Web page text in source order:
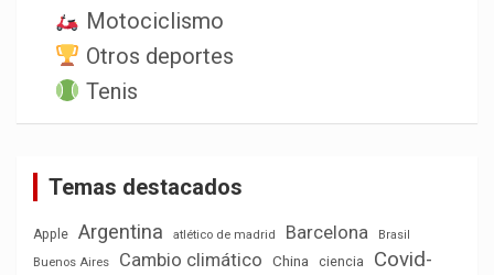
Motociclismo
Otros deportes
Tenis
Temas destacados
Apple Argentina atlético de madrid Barcelona
Brasil
Buenos Aires
Cambio climático China ciencia
Covid-